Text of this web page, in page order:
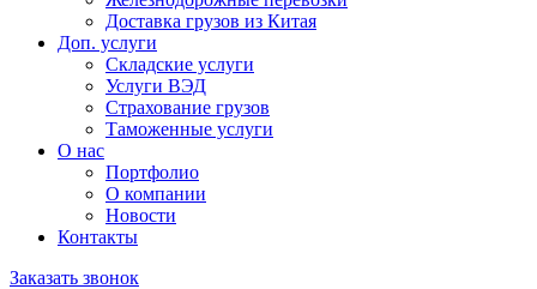
Доставка грузов из Китая
Доп. услуги
Складские услуги
Услуги ВЭД
Страхование грузов
Таможенные услуги
О нас
Портфолио
О компании
Новости
Контакты
Заказать звонок